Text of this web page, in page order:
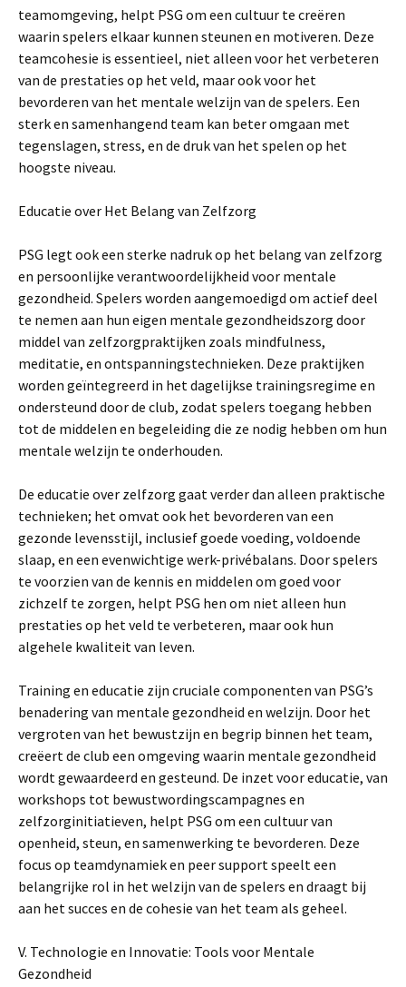
teamomgeving, helpt PSG om een cultuur te creëren
waarin spelers elkaar kunnen steunen en motiveren. Deze
teamcohesie is essentieel, niet alleen voor het verbeteren
van de prestaties op het veld, maar ook voor het
bevorderen van het mentale welzijn van de spelers. Een
sterk en samenhangend team kan beter omgaan met
tegenslagen, stress, en de druk van het spelen op het
hoogste niveau.
Educatie over Het Belang van Zelfzorg
PSG legt ook een sterke nadruk op het belang van zelfzorg
en persoonlijke verantwoordelijkheid voor mentale
gezondheid. Spelers worden aangemoedigd om actief deel
te nemen aan hun eigen mentale gezondheidszorg door
middel van zelfzorgpraktijken zoals mindfulness,
meditatie, en ontspanningstechnieken. Deze praktijken
worden geïntegreerd in het dagelijkse trainingsregime en
ondersteund door de club, zodat spelers toegang hebben
tot de middelen en begeleiding die ze nodig hebben om hun
mentale welzijn te onderhouden.
De educatie over zelfzorg gaat verder dan alleen praktische
technieken; het omvat ook het bevorderen van een
gezonde levensstijl, inclusief goede voeding, voldoende
slaap, en een evenwichtige werk-privébalans. Door spelers
te voorzien van de kennis en middelen om goed voor
zichzelf te zorgen, helpt PSG hen om niet alleen hun
prestaties op het veld te verbeteren, maar ook hun
algehele kwaliteit van leven.
Training en educatie zijn cruciale componenten van PSG’s
benadering van mentale gezondheid en welzijn. Door het
vergroten van het bewustzijn en begrip binnen het team,
creëert de club een omgeving waarin mentale gezondheid
wordt gewaardeerd en gesteund. De inzet voor educatie, van
workshops tot bewustwordingscampagnes en
zelfzorginitiatieven, helpt PSG om een cultuur van
openheid, steun, en samenwerking te bevorderen. Deze
focus op teamdynamiek en peer support speelt een
belangrijke rol in het welzijn van de spelers en draagt bij
aan het succes en de cohesie van het team als geheel.
V. Technologie en Innovatie: Tools voor Mentale
Gezondheid